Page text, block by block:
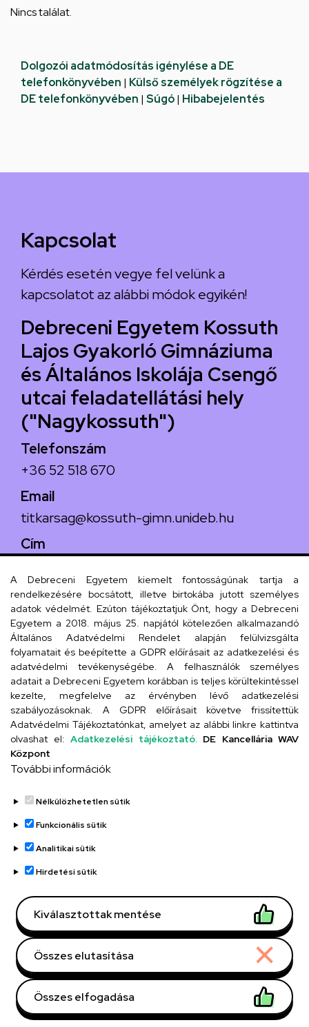
Nincs találat.
Dolgozói adatmódosítás igénylése a DE
telefonkönyvében | Külső személyek rögzítése a
DE telefonkönyvében | Súgó| Hibabejelentés
Kapcsolat
Kérdés esetén vegye fel velünk a
kapcsolatot az alábbi módok egyikén!
Debreceni Egyetem Kossuth
Lajos Gyakorló Gimnáziuma
és Általános Iskolája Csengő
utcai feladatellátási hely
("Nagykossuth")
Telefonszám
+36 52 518 670
Email
titkarsag@kossuth-gimn.unideb.hu
Cím
Szervezeti telefonkönyv
UD telefonkönyv
Titkárság
Adatvédelem
Adatvédelem
Régi oldal
Technikai információk
Copyright © 2026 Unideb
A Debreceni Egyetem kiemelt fontosságúnak tartja a
rendelkezésére bocsátott, illetve birtokába jutott személyes
adatok védelmét. Ezúton tájékoztatjuk Önt, hogy a Debreceni
Egyetem a 2018. május 25. napjától kötelezően alkalmazandó
Általános Adatvédelmi Rendelet alapján felülvizsgálta
folyamatait és beépítette a GDPR előírásait az adatkezelési és
adatvédelmi tevékenységébe. A felhasználók személyes
adatait a Debreceni Egyetem korábban is teljes körültekintéssel
kezelte, megfelelve az érvényben lévő adatkezelési
szabályozásoknak. A GDPR előírásait követve frissítettük
Adatvédelmi Tájékoztatónkat, amelyet az alábbi linkre kattintva
olvashat el: Adatkezelési tájékoztató. DE Kancellária WAV
Központ
További információk
Nélkülözhetetlen sütik
Funkcionális sütik
Analitikai sütik
Hirdetési sütik
Kiválasztottak mentése
Összes elutasítása
Összes elfogadása